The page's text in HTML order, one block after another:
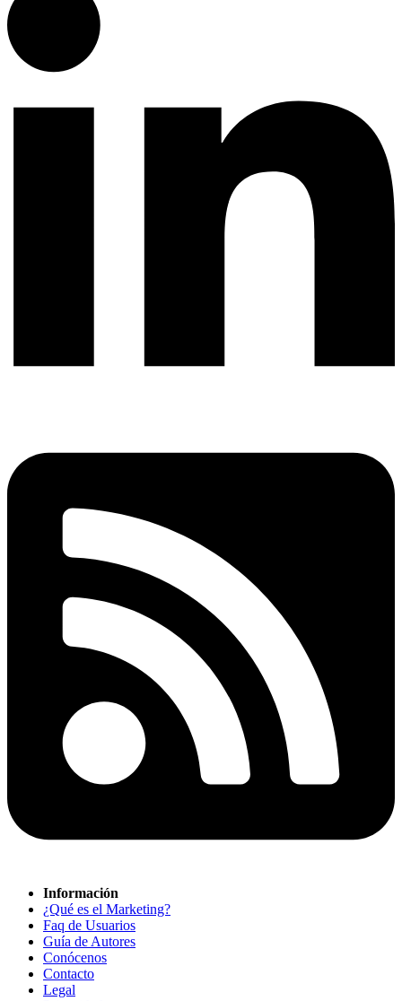
Información
¿Qué es el Marketing?
Faq de Usuarios
Guía de Autores
Conócenos
Contacto
Legal